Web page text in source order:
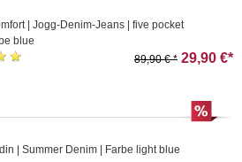
| Jogg-Denim-Jeans | five pocket
blue
89,90 € * 29,90 €*
| Summer Denim | Farbe light blue